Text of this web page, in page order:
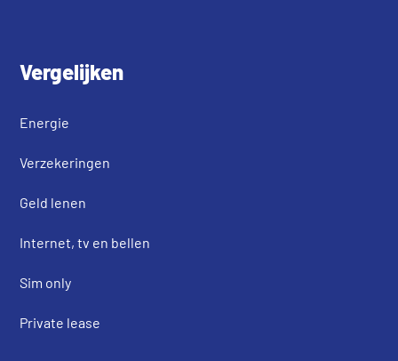
Vergelijken
Energie
Verzekeringen
Geld lenen
Internet, tv en bellen
Sim only
Private lease